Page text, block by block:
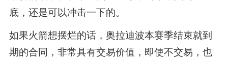
底，还是可以冲击一下的。
如果火箭想摆烂的话，奥拉迪波本赛季结束就到
期的合同，非常具有交易价值，即使不交易，也